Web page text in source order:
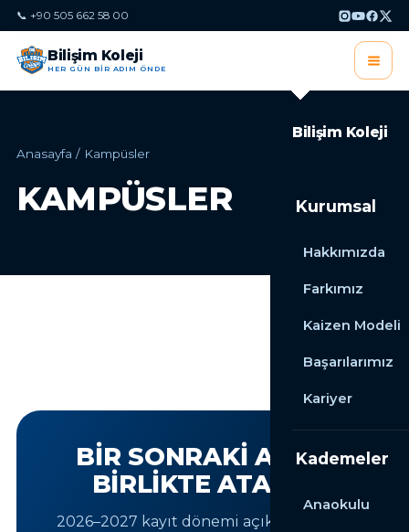
📞 +90 505 662 58 00
Bilişim Koleji
HER GÜN BİR ADIM ÖNDE
Bilişim Koleji
Kurumsal
Hakkımızda
Farkımız
Kaizen Modeli
Başarılarımız
Kariyer
Kademeler
Anaokulu
Anasayfa / Kampüsler
KAMPÜSLER
BIR SONRAKI ADIMI
BIRLIKTE ATALIM
2026–2027 kayıt dönemi açık. Yer ayırın,